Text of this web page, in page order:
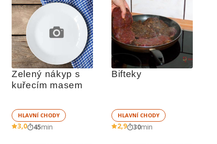
Zelený nákyp s
kuřecím masem
HLAVNÍ CHODY
3,0 45min
Bifteky
HLAVNÍ CHODY
2,9 30min